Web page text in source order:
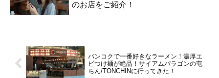
のお店をご紹介！
バンコクで一番好きなラーメン！濃厚エ
ビつけ麺が絶品！サイアムパラゴンの屯
ちん/TONCHINに行ってきた！